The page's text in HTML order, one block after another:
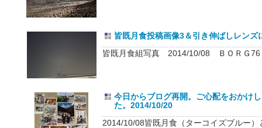
皆既月食投稿画像3＆引き伸ばしレン
皆既月食組写真 2014/10/08 ＢＯＲＧ76
今日からブログ再開。ご心配をおかけ
た。2014/10/20
2014/10/08皆既月食（ターコイズブルー